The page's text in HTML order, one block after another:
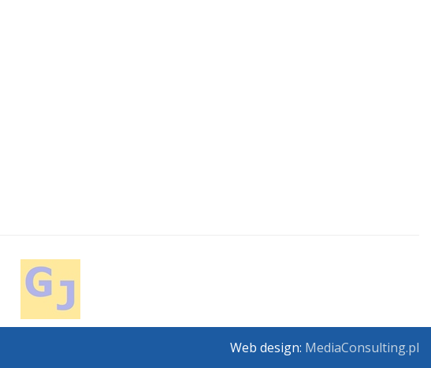
Web design: MediaConsulting.pl